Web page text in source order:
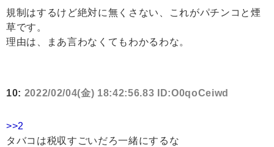
規制はするけど絶対に無くさない、これがパチンコと煙
草です。
理由は、まあ言わなくてもわかるわな。
10: 2022/02/04(金) 18:42:56.83 ID:O0qoCeiwd
>>2
タバコは税収すごいだろ一緒にするな